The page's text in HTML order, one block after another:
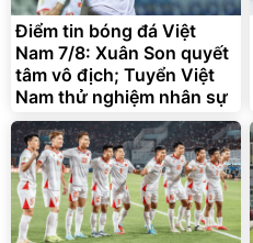
Điểm tin bóng đá Việt
Nam 7/8: Xuân Son quyết
tâm vô địch; Tuyển Việt
Nam thử nghiệm nhân sự